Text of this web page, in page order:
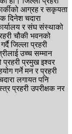
आग्रह र सकृयता
दिनेश चदारा
र संघ संस्थाको
चौकी भवनको
जिल्ला प्रहरी
उच्च सम्मान
प्रहरी प्रमुख इश्वर
गर्ने मन र प्रहरी
लगायत पनि
प्रहरी उपरीक्षक नर